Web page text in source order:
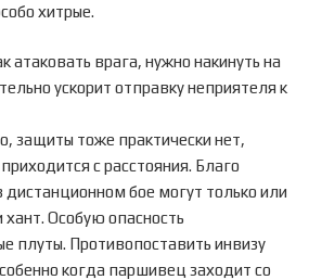
хитрые.
атаковать врага, нужно накинуть на
ускорит отправку неприятеля к
защиты тоже практически нет,
с расстояния. Благо
бое могут только или
Особую опасность
плуты. Противопоставить инвизу
когда паршивец заходит со